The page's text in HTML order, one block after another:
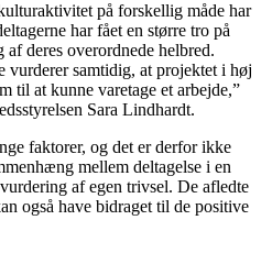
på forskellig måde har
har fået en større tro på
af deres overordnede helbred.
vurderer samtidig, at projektet i høj
til at kunne varetage et arbejde,”
Sara Lindhardt.
faktorer, og det er derfor ikke
mellem deltagelse i en
af egen trivsel. De afledte
også have bidraget til de positive